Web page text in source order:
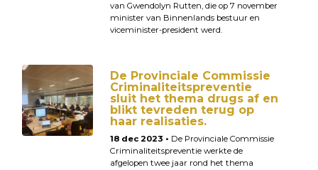
van Gwendolyn Rutten, die op 7 november
minister van Binnenlands bestuur en
viceminister-president werd.
De Provinciale Commissie
Criminaliteitspreventie
sluit het thema drugs af en
blikt tevreden terug op
haar realisaties.
18 dec 2023 • De Provinciale Commissie
Criminaliteitspreventie werkte de
afgelopen twee jaar rond het thema